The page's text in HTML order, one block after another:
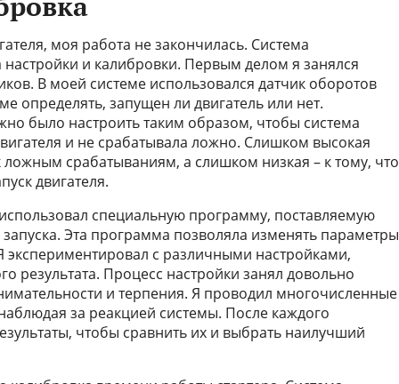
моя работа не закончилась. Система
настройки и калибровки. Первым делом я занялся
В моей системе использовался датчик оборотов
определять, запущен ли двигатель или нет.
было настроить таким образом, чтобы система
и не срабатывала ложно. Слишком высокая
ложным срабатываниям, а слишком низкая – к тому, что
двигателя.
специальную программу, поставляемую
Эта программа позволяла изменять параметры
экспериментировал с различными настройками,
результата. Процесс настройки занял довольно
и терпения. Я проводил многочисленные
за реакцией системы. После каждого
чтобы сравнить их и выбрать наилучший